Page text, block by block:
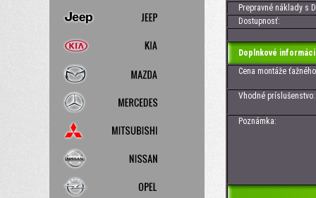
Prepravné náklady s
Dostupnosť:
Doplnkové
Cena montáže
Vhodné príslušenstvo:
Poznámka: